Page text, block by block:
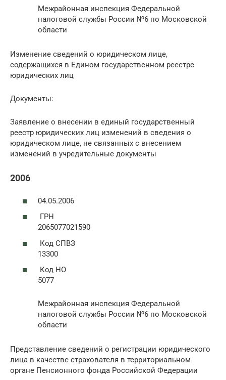
Межрайонная инспекция Федеральной
налоговой службы России №6 по Московской
области
Изменение сведений о юридическом лице,
содержащихся в Едином государственном реестре
юридических лиц
Документы:
Заявление о внесении в единый государственный
реестр юридических лиц изменений в сведения о
юридическом лице, не связанных с внесением
изменений в учредительные документы
2006
04.05.2006
ГРН
2065077021590
Код СПВЗ
13300
Код НО
5077
Межрайонная инспекция Федеральной
налоговой службы России №6 по Московской
области
Представление сведений о регистрации юридического
лица в качестве страхователя в территориальном
органе Пенсионного фонда Российской Федерации